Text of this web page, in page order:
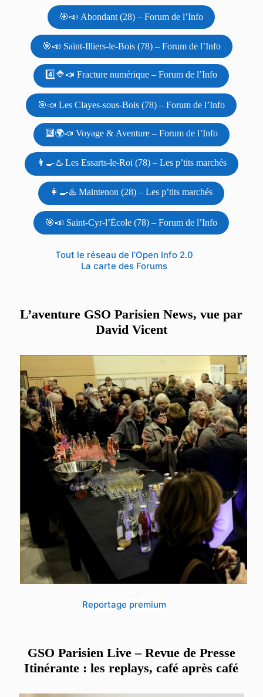
🎯📣 Abondant (28) – Forum de l’Info
🎯📣 Saint-Illiers-le-Bois (78) – Forum de l’Info
4️⃣🔷📣 Fracture numérique – Forum de l’Info
🎯📣 Les Clayes-sous-Bois (78) – Forum de l’Info
🔟🌍📣 Voyage & Aventure – Forum de l’Info
👩‍🍳♨️ Les Essarts-le-Roi (78) – Les p’tits marchés
👩‍🍳♨️ Maintenon (28) – Les p’tits marchés
🎯📣 Saint-Cyr-l’École (78) – Forum de l’Info
Tout le réseau de l’Open Info 2.0
La carte des Forums
L’aventure GSO Parisien News, vue par
David Vicent
Reportage premium
GSO Parisien Live – Revue de Presse
Itinérante : les replays, café après café